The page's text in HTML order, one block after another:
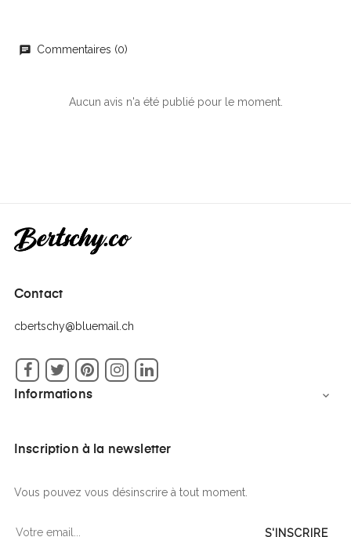
chat Commentaires (0)
Aucun avis n'a été publié pour le moment.
Contact
cbertschy@bluemail.ch
Facebook
Twitter PinterestInstagram
Informations

Inscription à la newsletter
Vous pouvez vous désinscrire à tout moment.
S'INSCRIRE